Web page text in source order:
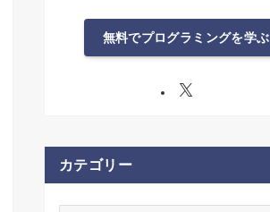
無料でプログラミングを学ぶ
カテゴリー